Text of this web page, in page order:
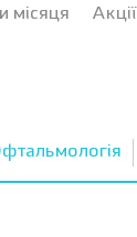
місяця Акції